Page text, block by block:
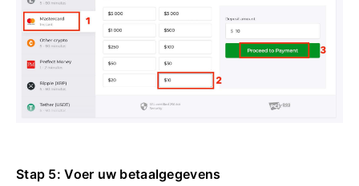
Stap 5: Voer uw betaalgegevens